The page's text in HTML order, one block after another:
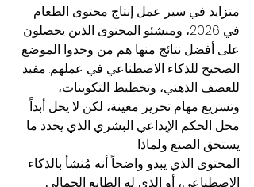
متزايد في سير عمل إنتاج محتوى الطعام
في 2026، ومنشئو المحتوى الذين يحصلون
على أفضل نتائج منها هم من وجدوا الموضع
الصحيح للذكاء الاصطناعي في عملهم: مفيد
للعصف الذهني، وتخطيط التكوينات،
وتسريع مهام تحرير معينة، لكن لا يحل أبداً
محل الحكم الإبداعي البشري الذي يحدد ما
يستحق الصنع ولماذا.
المحتوى الذي يبدو واضحاً أنه مُنشأ بالذكاء
الاصطناعي، أو الذي له الطابع الجمالي